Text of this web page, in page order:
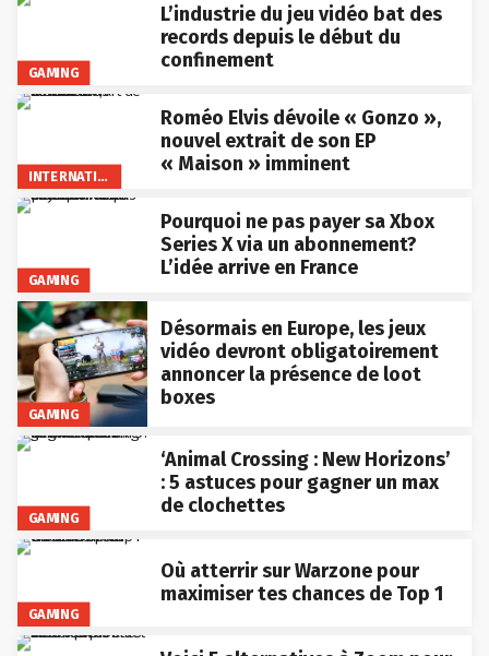
GAMING
L’industrie du jeu vidéo bat des
records depuis le début du
confinement
INTERNATIONAL
Roméo Elvis dévoile « Gonzo »,
nouvel extrait de son EP
« Maison » imminent
GAMING
Pourquoi ne pas payer sa Xbox
Series X via un abonnement?
L’idée arrive en France
GAMING
Désormais en Europe, les jeux
vidéo devront obligatoirement
annoncer la présence de loot
boxes
GAMING
‘Animal Crossing : New Horizons’
: 5 astuces pour gagner un max
de clochettes
GAMING
Où atterrir sur Warzone pour
maximiser tes chances de Top 1